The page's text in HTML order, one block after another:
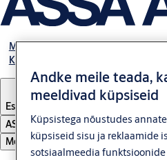
Meist
Kontakt
Estonia
ASSA ABLOY Group
Menüü
Andke meile teada,
meeldivad küpsiseid
Küpsistega nõustudes
küpsiseid sisu ja reklaamide
sotsiaalmeedia